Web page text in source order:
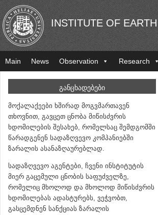
INSTITUTE OF
Main News Observation Research
ᲒᲐᲜᲪᲮᲐᲓᲔᲑᲔᲑᲘ
მოქალაქეები ხშირად მოგვმართავენ
თხოვნით, გავცეთ ცნობა მიწისძვრის
ხდომილების შესახებ, რომელსაც შემდგომში
წარადგენენ სადაზღვევო კომპანიებში
ზარალის ასანაზღაურებლად.
სადაზღვევო აგენტები, ჩვენი ინსტიტუტის
მიერ გაცემული ცნობის საფუძველზე,
რომელიც მხოლოდ და მხოლოდ მიწისძვრის
ხდომილებას ადასტურებს, ვეჭვობთ,
გასცემდნენ სანქციას ზარალის